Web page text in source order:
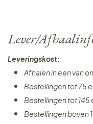
Lever/
Leveringskost:
Afhalen in een van
Bestellingen tot 75
Bestellingen tot 145
Bestellingen boven